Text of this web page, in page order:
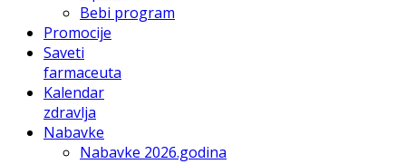
Bebi program
Promocije
Saveti
farmaceuta
Kalendar
zdravlja
Nabavke
Nabavke 2026.godina